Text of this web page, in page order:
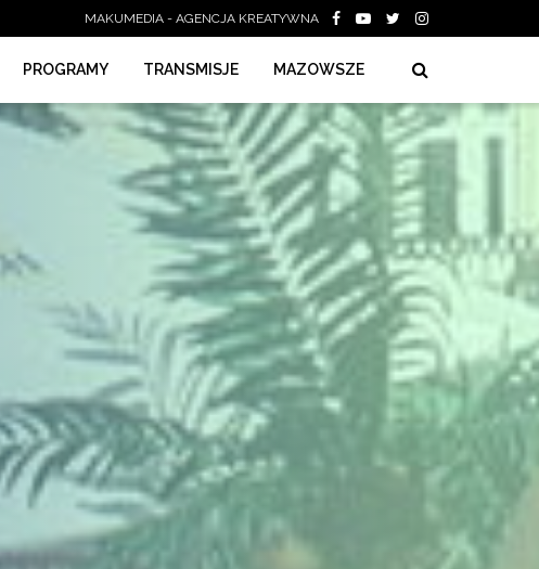
MAKUMEDIA - AGENCJA KREATYWNA
PROGRAMY TRANSMISJE MAZOWSZE